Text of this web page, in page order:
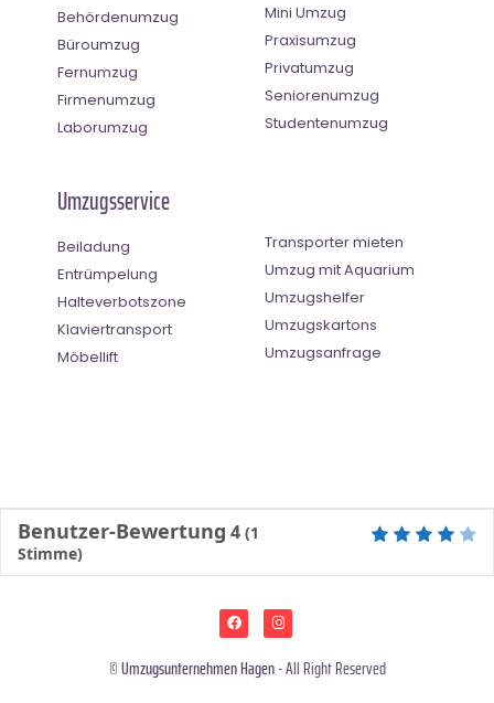
Behördenumzug
Büroumzug
Fernumzug
Firmenumzug
Laborumzug
Mini Umzug
Praxisumzug
Privatumzug
Seniorenumzug
Studentenumzug
Umzugsservice
Beiladung
Entrümpelung
Halteverbotszone
Klaviertransport
Möbellift
Transporter mieten
Umzug mit Aquarium
Umzugshelfer
Umzugskartons
Umzugsanfrage
Benutzer-Bewertung 4 (1
Stimme)
©Umzugsunternehmen Hagen- All Right Reserved